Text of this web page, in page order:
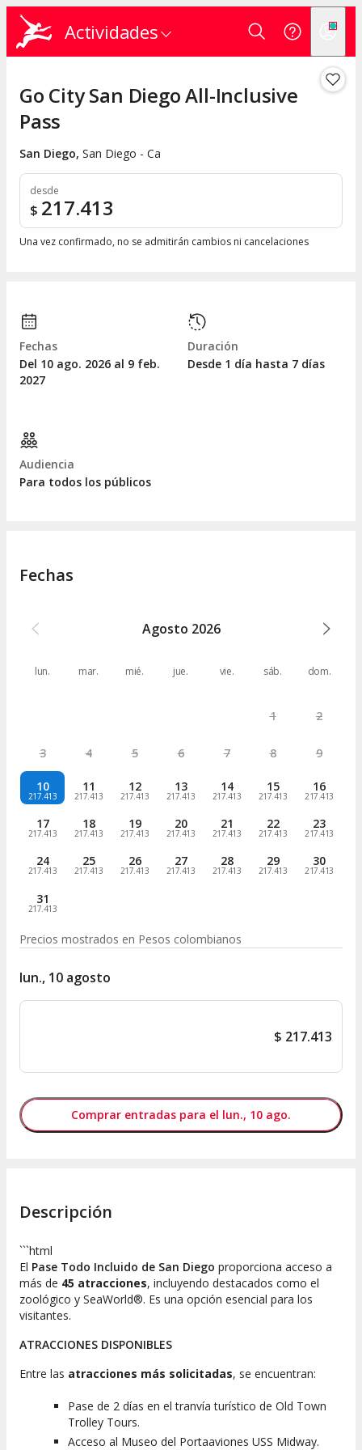
Actividades
Go City San Diego All-Inclusive
Pass
San Diego, San Diego - Ca
desde
$ 217.413
Una vez confirmado, no se admitirán cambios ni cancelaciones
Fechas
Del 10 ago. 2026 al 9 feb.
2027
Duración
Desde 1 día hasta 7 días
Audiencia
Para todos los públicos
Fechas
Agosto 2026
lun. mar. mié. jue. vie. sáb. dom.
1 2
3 4 5 6 7 8 9
10
217.413
11
217.413
12
217.413
13
217.413
14
217.413
15
217.413
16
217.413
17
217.413
18
217.413
19
217.413
20
217.413
21
217.413
22
217.413
23
217.413
24
217.413
25
217.413
26
217.413
27
217.413
28
217.413
29
217.413
30
217.413
31
217.413
Precios mostrados en Pesos colombianos
lun., 10 agosto
$ 217.413
Comprar entradas para el lun., 10 ago.
Descripción
```html
El Pase Todo Incluido de San Diego proporciona acceso a
más de 45 atracciones, incluyendo destacados como el
zoológico y SeaWorld®. Es una opción esencial para los
visitantes.
ATRACCIONES DISPONIBLES
Entre las atracciones más solicitadas, se encuentran:
Pase de 2 días en el tranvía turístico de Old Town
Trolley Tours.
Acceso al Museo del Portaaviones USS Midway.